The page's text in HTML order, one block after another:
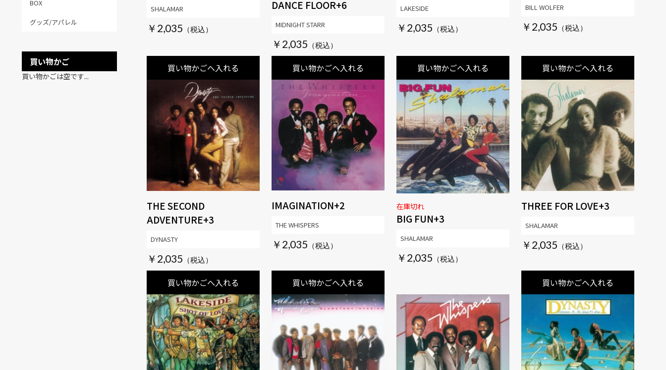
BOX
グッズ/アパレル
買い物かご
買い物かごは空です...
￥2,035
買い物かごへ入れる
SHALAMAR
DANCE FLOOR+6
￥2,035
買い物かごへ入れる
MIDNIGHT STARR ￥2,035
買い物かごへ入れる
LAKESIDE
￥2,035
買い物かごへ入れる
BILL WOLFER
THE SECOND
ADVENTURE+3
￥2,035
買い物かごへ入れる
DYNASTY
IMAGINATION+2
￥2,035
買い物かごへ入れる
THE WHISPERS BIG FUN+3
在庫切れ
￥2,035
SHALAMAR
THREE FOR LOVE+3
￥2,035
買い物かごへ入れる
SHALAMAR